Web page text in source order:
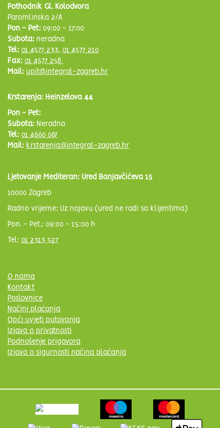
Pothodnik Gl. Kolodvora
Paromlinska 2/A
Pon - Pet: 09:00 - 17:00
Subota: neradna
Tel: 01 4577 233, 01 4577 210
Fax: 01 4577 258
Mail: upit@integral-zagreb.hr
Krstarenja: Heinzelova 44
Pon - Pet:
Subota: Neradna
Tel: 01 4660 067
Mail: krstarenja@integral-zagreb.hr
Ljetovanje Mediteran: Ured Banjavčićeva 15
10000 Zagreb
Radno vrijeme: Uz najavu (ured ne radi sa klijentima)
Pon. - Pet.: 09:00 - 15:00 h
Tel: 01 2313 527
O nama
Kontakt
Poslovnice
Načini plaćanja
Opći uvjeti putovanja
Izjava o privatnosti
Podnošenje prigovora
Izjava o sigurnosti načina plaćanja